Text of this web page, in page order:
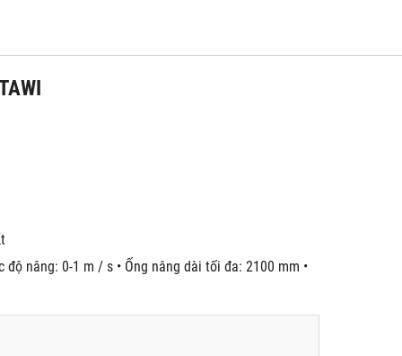
độ nâng: 0-1 m / s • Ống nâng dài tối đa: 2100 mm •